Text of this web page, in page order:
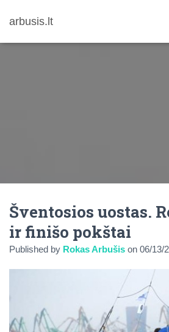
arbusis.lt
Šventosios uostas.
ir finišo pokštai
Published by Rokas Arbušis on 06/13/